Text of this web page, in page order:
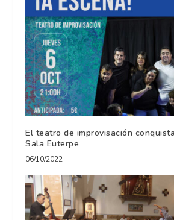
El teatro de improvisación
Sala Euterpe
06/10/2022